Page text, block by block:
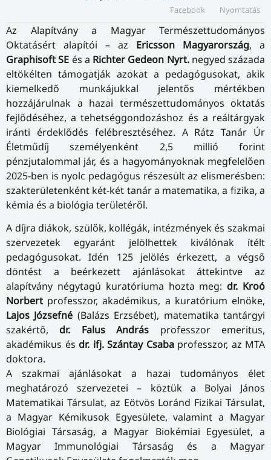
Facebook
Nyomtatás
Az Alapítvány a Magyar Természettudományos
Oktatásért alapítói – az Ericsson Magyarország, a
Graphisoft SE és a Richter Gedeon Nyrt.negyed százada
eltökélten támogatják azokat a pedagógusokat, akik
kiemelkedő munkájukkal jelentős mértékben
hozzájárulnak a hazai természettudományos oktatás
fejlődéséhez, a tehetséggondozáshoz és a reáltárgyak
iránti érdeklődés felébresztéséhez. A Rátz Tanár Úr
Életműdíj személyenként 2,5 millió forint
pénzjutalommal jár, és a hagyományoknak megfelelően
2025-ben is nyolc pedagógus részesült az elismerésben:
szakterületenként két-két tanár a matematika, a fizika, a
kémia és a biológia területéről.
A díjra diákok, szülők, kollégák, intézmények és szakmai
szervezetek egyaránt jelölhettek kiválónak ítélt
pedagógusokat. Idén 125 jelölés érkezett, a végső
döntést a beérkezett ajánlásokat áttekintve az
alapítvány négytagú kuratóriuma hozta meg:dr. Kroó
Norbert professzor, akadémikus, a kuratórium elnöke,
Lajos Józsefné (Balázs Erzsébet), matematika tantárgyi
szakértő,dr. Falus András professzor emeritus,
akadémikus és dr. ifj. Szántay Csabaprofesszor, az MTA
doktora.
A szakmai ajánlásokat a hazai tudományos élet
meghatározó szervezetei – köztük a Bolyai János
Matematikai Társulat, az Eötvös Loránd Fizikai Társulat,
a Magyar Kémikusok Egyesülete, valamint a Magyar
Biológiai Társaság, a Magyar Biokémiai Egyesület, a
Magyar Immunológiai Társaság és a Magyar